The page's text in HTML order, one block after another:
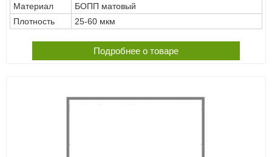
Материал
БОПП матовый
Плотность
25-60 мкм
Подробнее о товаре